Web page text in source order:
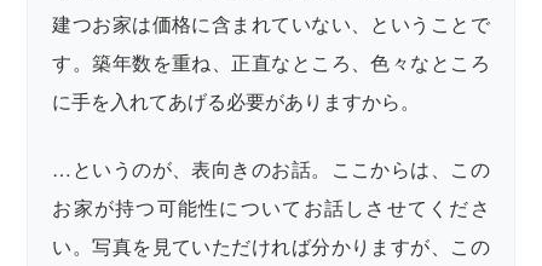
建つお家は価格に含まれていない、ということで
す。築年数を重ね、正直なところ、色々なところ
に手を入れてあげる必要がありますから。
…というのが、表向きのお話。ここからは、この
お家が持つ可能性についてお話しさせてくださ
い。写真を見ていただければ分かりますが、この